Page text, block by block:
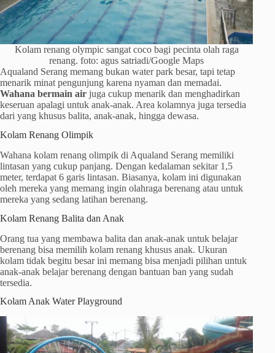
Kolam renang olympic sangat coco bagi pecinta olah raga
renang. foto: agus satriadi/Google Maps
Aqualand Serang memang bukan water park besar, tapi tetap
menarik minat pengunjung karena nyaman dan memadai.
Wahana bermain air juga cukup menarik dan menghadirkan
keseruan apalagi untuk anak-anak. Area kolamnya juga tersedia
dari yang khusus balita, anak-anak, hingga dewasa.
Kolam Renang Olimpik
Wahana kolam renang olimpik di Aqualand Serang memiliki
lintasan yang cukup panjang. Dengan kedalaman sekitar 1,5
meter, terdapat 6 garis lintasan. Biasanya, kolam ini digunakan
oleh mereka yang memang ingin olahraga berenang atau untuk
mereka yang sedang latihan berenang.
Kolam Renang Balita dan Anak
Orang tua yang membawa balita dan anak-anak untuk belajar
berenang bisa memilih kolam renang khusus anak. Ukuran
kolam tidak begitu besar ini memang bisa menjadi pilihan untuk
anak-anak belajar berenang dengan bantuan ban yang sudah
tersedia.
Kolam Anak Water Playground